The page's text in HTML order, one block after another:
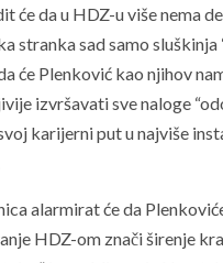
će da u HDZ-u više nema
stranka sad samo sluškinja
će Plenković kao njihov
izvršavati sve naloge
karijerni put u najviše
alarmirat će da
HDZ-om znači širenje